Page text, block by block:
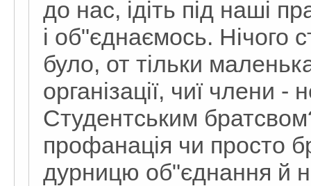
до нас, ідіть під наші
і об"єднаємось. Нічого
було, от тільки
організації, чиї члени
Студентським
профанація чи просто
дурницю об"єднання й